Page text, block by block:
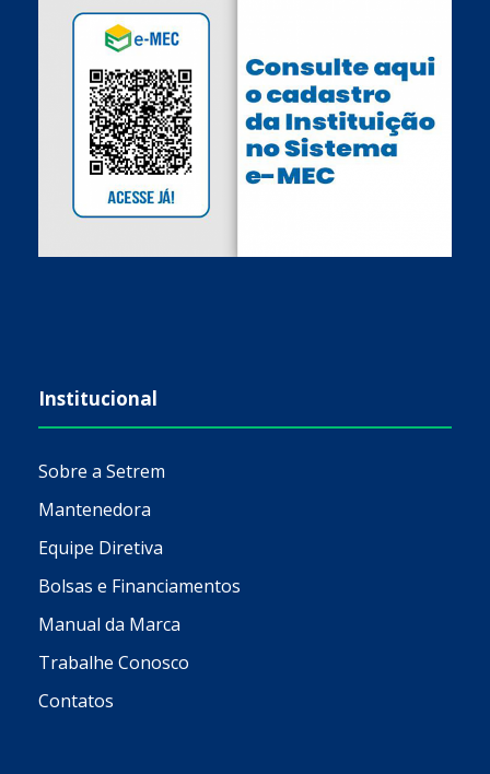
Institucional
Sobre a Setrem
Mantenedora
Equipe Diretiva
Bolsas e Financiamentos
Manual da Marca
Trabalhe Conosco
Contatos